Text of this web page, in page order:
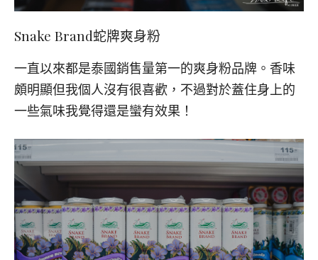
Snake Brand蛇牌爽身粉
一直以來都是泰國銷售量第一的爽身粉品牌。香味
頗明顯但我個人沒有很喜歡，不過對於蓋住身上的
一些氣味我覺得還是蠻有效果！